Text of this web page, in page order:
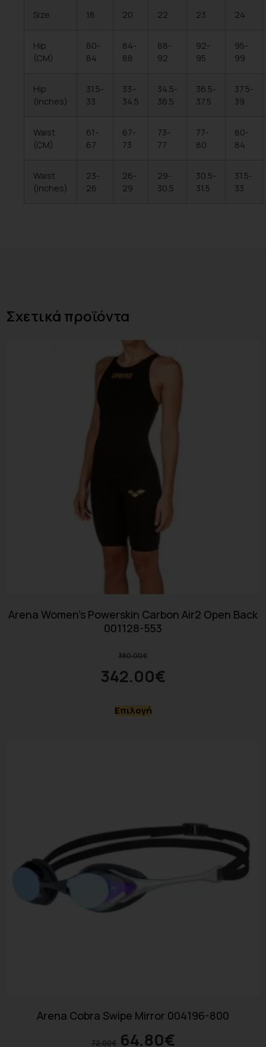
Size 18 20 22 23 24
Hip
(CM)
80-
84
84-
88
88-
92
92-
95
95-
99
Hip
(Inches)
31.5-
33
33–
34.5
34.5-
36.5
36.5-
37.5
37.5-
39
Waist
(CM)
61-
67
67-
73
73-
77
77-
80
80-
84
Waist
(Inches)
23-
26
26-
29
29-
30.5
30.5-
31.5
31.5-
33
Σχετικά προϊόντα
Arena Women’s Powerskin Carbon Air2 Open Back
001128-553
380.00€
342.00€
Επιλογή
Arena Cobra Swipe Mirror 004196-800
72.00€ 64.80€